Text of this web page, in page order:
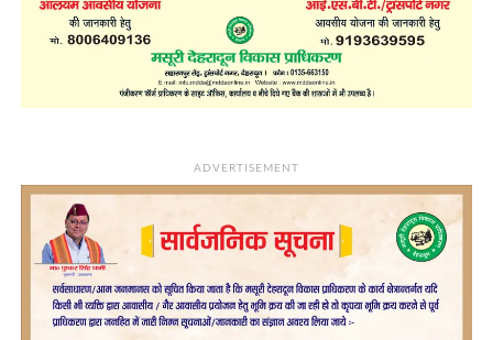
ADVERTISEMENT